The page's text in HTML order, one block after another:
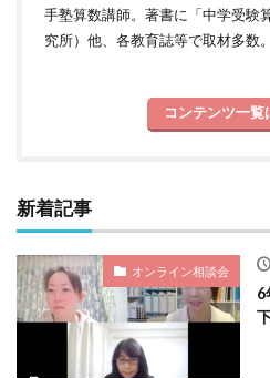
手塾算数講師。著書に「中学受験
究所）他、各教育誌等で取材多数。
コンテンツ一覧
新着記事
オンライン相談会
6